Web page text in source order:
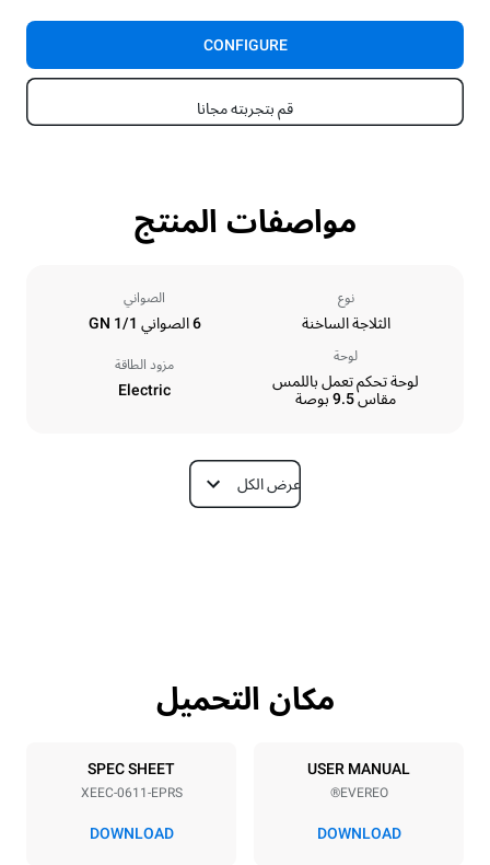
CONFIGURE
قم بتجربته مجانا
مواصفات المنتج
نوع
الثلاجة الساخنة
الصواني
6 الصواني GN 1/1
لوحة
لوحة تحكم تعمل باللمس
مقاس 9.5 بوصة
مزود الطاقة
Electric
الأبعاد
مواصفات الصواني
6
GN 1/1
Distance between trays
عرض الكل
مكان التحميل
USER MANUAL
EVEREO®
DOWNLOAD
SPEC SHEET
XEEC-0611-EPRS
DOWNLOAD